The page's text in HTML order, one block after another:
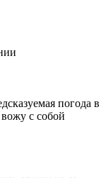
погода в
с собой